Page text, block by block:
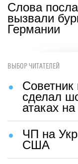
Слова
вызвали
Германии
ВЫБОР ЧИТАТЕЛЕЙ
Советник
сделал
атаках
ЧП на
США